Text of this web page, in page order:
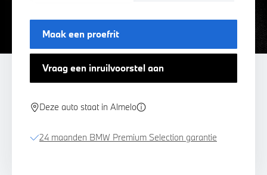
Maak een proefrit
Vraag een inruilvoorstel aan
Deze auto staat in Almelo
24 maanden BMW Premium Selection garantie